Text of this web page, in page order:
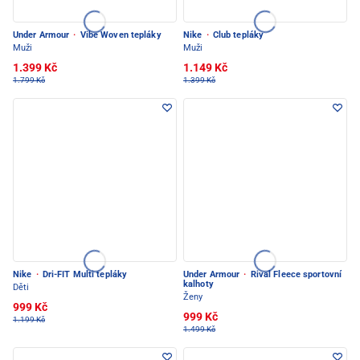
Under Armour · Vibe Woven tepláky
Muži
1.399 Kč
1.799 Kč
Nike · Club tepláky
Muži
1.149 Kč
1.399 Kč
Nike · Dri-FIT Multi tepláky
Děti
999 Kč
1.199 Kč
Under Armour ·
Rival Fleece sportovní
kalhoty
Ženy
999 Kč
1.499 Kč